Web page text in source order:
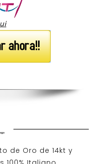
de Oro de 14kt y